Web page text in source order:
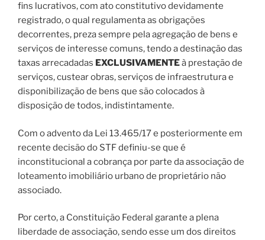
fins lucrativos, com ato constitutivo devidamente
registrado, o qual regulamenta as obrigações
decorrentes, preza sempre pela agregação de bens e
serviços de interesse comuns, tendo a destinação das
taxas arrecadadas EXCLUSIVAMENTEà prestação de
serviços, custear obras, serviços de infraestrutura e
disponibilização de bens que são colocados à
disposição de todos, indistintamente.
Com o advento da Lei 13.465/17 e posteriormente em
recente decisão do STF definiu-se que é
inconstitucional a cobrança por parte da associação de
loteamento imobiliário urbano de proprietário não
associado.
Por certo, a Constituição Federal garante a plena
liberdade de associação, sendo esse um dos direitos